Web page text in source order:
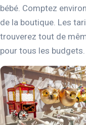
bébé. Comptez
de la boutique. Les
trouverez tout de
pour tous les budgets.